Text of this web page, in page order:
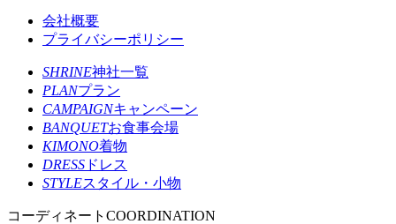
会社概要
プライバシーポリシー
SHRINE神社一覧
PLANプラン
CAMPAIGNキャンペーン
BANQUETお食事会場
KIMONO着物
DRESS ドレス
STYLEスタイル・小物
コーディネート COORDINATION